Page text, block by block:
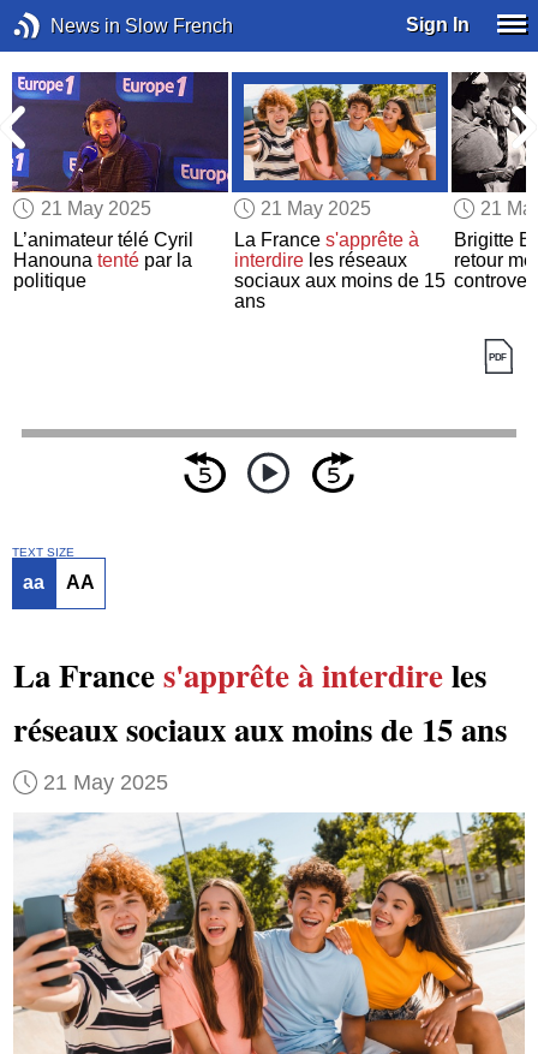
News in Slow French Sign In
21 May 2025
L’animateur télé Cyril
Hanounatenté par la
politique
21 May 2025
La France s'apprête à
interdireles réseaux
sociaux aux moins de 15
ans
21
Brigitte
retour
TEXT SIZE
aa AA
La Frances'apprêteà interdireles
réseaux sociaux aux moins de 15 ans
21 May 2025